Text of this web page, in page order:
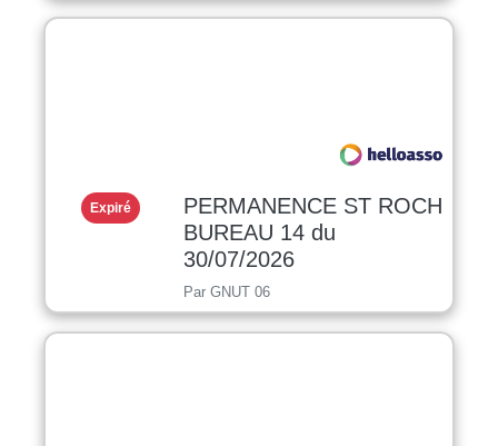
Expiré
PERMANENCE ST ROCH
BUREAU 14 du
30/07/2026
Par GNUT 06